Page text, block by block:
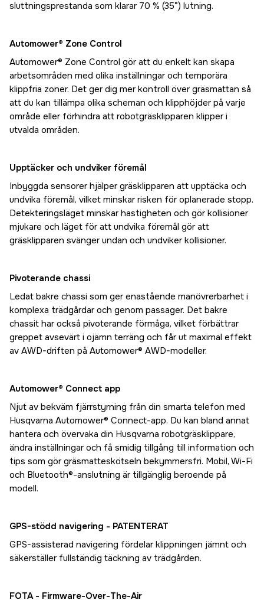
sluttningsprestanda som klarar 70 % (35°) lutning.
Automower® Zone Control
Automower® Zone Control gör att du enkelt kan skapa
arbetsområden med olika inställningar och temporära
klippfria zoner. Det ger dig mer kontroll över gräsmattan så
att du kan tillämpa olika scheman och klipphöjder på varje
område eller förhindra att robotgräsklipparen klipper i
utvalda områden.
Upptäcker och undviker föremål
Inbyggda sensorer hjälper gräsklipparen att upptäcka och
undvika föremål, vilket minskar risken för oplanerade stopp.
Detekteringsläget minskar hastigheten och gör kollisioner
mjukare och läget för att undvika föremål gör att
gräsklipparen svänger undan och undviker kollisioner.
Pivoterande chassi
Ledat bakre chassi som ger enastående manövrerbarhet i
komplexa trädgårdar och genom passager. Det bakre
chassit har också pivoterande förmåga, vilket förbättrar
greppet avsevärt i ojämn terräng och får ut maximal effekt
av AWD-driften på Automower® AWD-modeller.
Automower® Connect app
Njut av bekväm fjärrstyrning från din smarta telefon med
Husqvarna Automower® Connect-app. Du kan bland annat
hantera och övervaka din Husqvarna robotgräsklippare,
ändra inställningar och få smidig tillgång till information och
tips som gör gräsmatteskötseln bekymmersfri. Mobil, Wi-Fi
och Bluetooth®-anslutning är tillgänglig beroende på
modell.
GPS-stödd navigering - PATENTERAT
GPS-assisterad navigering fördelar klippningen jämnt och
säkerställer fullständig täckning av trädgården.
FOTA - Firmware-Over-The-Air